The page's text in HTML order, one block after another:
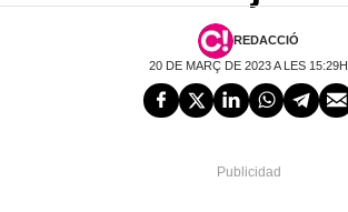
REDACCIÓ
20 DE MARÇ DE 2023 A LES 15:29H